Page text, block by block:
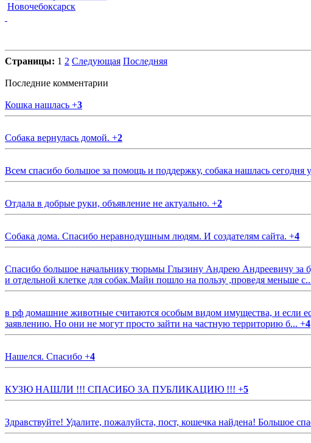
Новочебоксарск
Страницы: 1 2 Следующая Последняя
Последние комментарии
Кошка нашлась +3
Собака вернулась домой. +2
Всем спасибо большое за помощь и поддержку, собака нашлась сегодня
Отдала в добрые руки, объявление не актуально. +2
Собака дома. Спасибо неравнодушным людям. И создателям сайта. +4
Спасибо большое начальнику тюрьмы Глызину Андрею Андреевичу за
и отдельной клетке для собак.Майи пошло на пользу ,проведя меньше
в рф домашние животные считаются особым видом имущества, и если
заявлению. Но они не могут просто зайти на частную территорию б... +4
Нашелся. Спасибо +4
КУЗЮ НАШЛИ !!! СПАСИБО ЗА ПУБЛИКАЦИЮ !!! +5
Здравствуйте! Удалите, пожалуйста, пост, кошечка найдена! Большое